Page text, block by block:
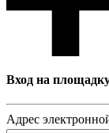
Вход на
Адрес